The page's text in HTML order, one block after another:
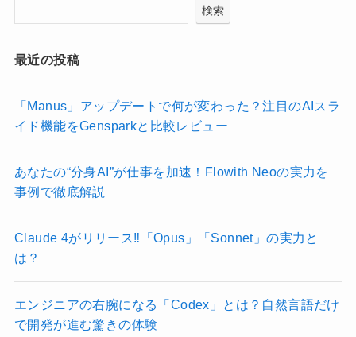
検索
最近の投稿
「Manus」アップデートで何が変わった？注目のAIスラ
イド機能をGensparkと比較レビュー
あなたの“分身AI”が仕事を加速！Flowith Neoの実力を
事例で徹底解説
Claude 4がリリース‼︎「Opus」「Sonnet」の実力と
は？
エンジニアの右腕になる「Codex」とは？自然言語だけ
で開発が進む驚きの体験